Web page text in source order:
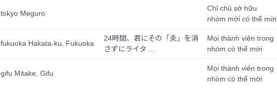
tokyo Meguro
Chỉ chủ sở hữu
nhóm mới có thể mời
fukuoka Hakata-ku, Fukuoka
24時間、君にその「炎」を消
さずにライタ ...
Mọi thành viên trong
nhóm có thể mời
gifu Mitake, Gifu
Mọi thành viên trong
nhóm có thể mời